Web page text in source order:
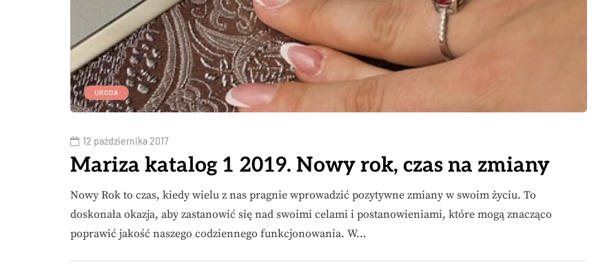
URODA
12 października 2017
Mariza katalog 1 2019. Nowy rok, czas na zmiany
Nowy Rok to czas, kiedy wielu z nas pragnie wprowadzić pozytywne zmiany w swoim życiu. To
doskonała okazja, aby zastanowić się nad swoimi celami i postanowieniami, które mogą znacząco
poprawić jakość naszego codziennego funkcjonowania. W…